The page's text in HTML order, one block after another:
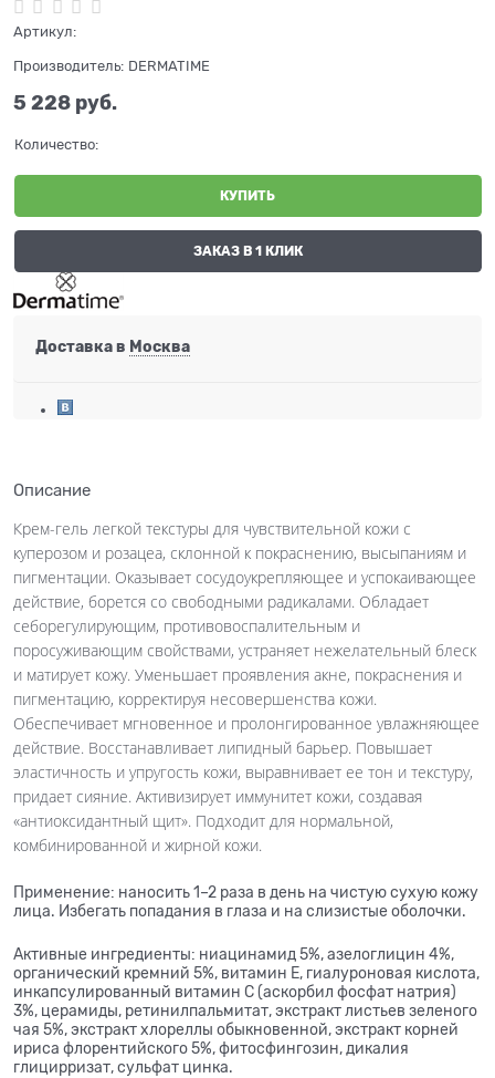
Артикул:
Производитель: DERMATIME
5 228 руб.
Количество:
КУПИТЬ
ЗАКАЗ В 1 КЛИК
Доставка в Москва
Описание
Крем-гель легкой текстуры для чувствительной кожи с
куперозом и розацеа, склонной к покраснению, высыпаниям и
пигментации. Оказывает сосудоукрепляющее и успокаивающее
действие, борется со свободными радикалами. Обладает
себорегулирующим, противовоспалительным и
поросуживающим свойствами, устраняет нежелательный блеск
и матирует кожу. Уменьшает проявления акне, покраснения и
пигментацию, корректируя несовершенства кожи.
Обеспечивает мгновенное и пролонгированное увлажняющее
действие. Восстанавливает липидный барьер. Повышает
эластичность и упругость кожи, выравнивает ее тон и текстуру,
придает сияние. Активизирует иммунитет кожи, создавая
«антиоксидантный щит». Подходит для нормальной,
комбинированной и жирной кожи.
Применение: наносить 1–2 раза в день на чистую сухую кожу
лица. Избегать попадания в глаза и на слизистые оболочки.
Активные ингредиенты: ниацинамид 5%, азелоглицин 4%,
органический кремний 5%, витамин Е, гиалуроновая кислота,
инкапсулированный витамин С (аскорбил фосфат натрия)
3%, церамиды, ретинилпальмитат, экстракт листьев зеленого
чая 5%, экстракт хлореллы обыкновенной, экстракт корней
ириса флорентийского 5%, фитосфингозин, дикалия
глицирризат, сульфат цинка.